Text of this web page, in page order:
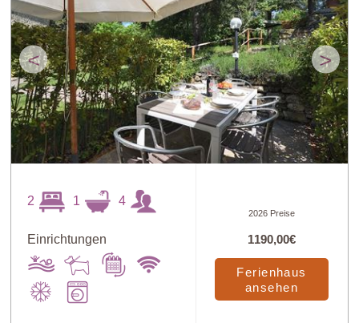
< >
2 1 4
Einrichtungen
2026 Preise
1190,00€
Ferienhaus
ansehen